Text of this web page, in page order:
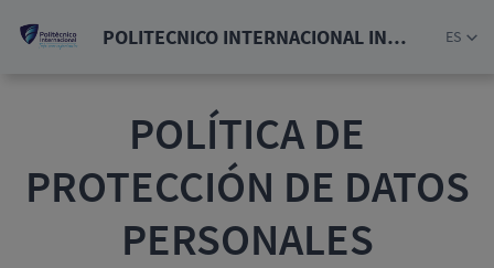
POLITECNICO INTERNACIONAL INSTITUCION DE EDUCACION SUPERIOR ES
POLÍTICA DE
PROTECCIÓN DE DATOS
PERSONALES